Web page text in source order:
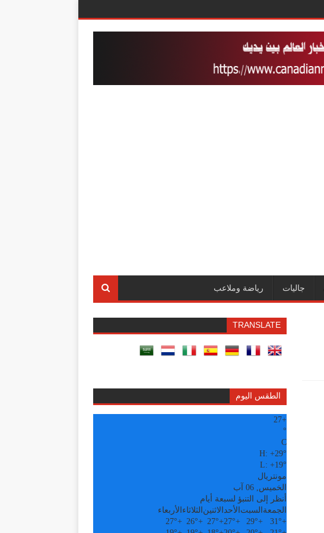
جاليات رياضة وملاعب
TRANSLATE
الطقس اليوم
+
27
°
C
H: +29°
L: +19°
مونتريال
الخميس, 06 آب
أنظر إلى التنبؤ لسبعة أيام
الجمعة السبت الأحد الاثنين الثلاثاء الأربعاء
+
31°
+
29°
+
27°
+
27°
+
26°
+
27°